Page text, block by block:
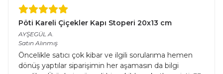
Pöti Kareli Çiçekler Kapı Stoperi 20x13 cm
AYŞEGÜL A.
Satın Alınmış
Öncelikle satıcı çok kibar ve ilgili sorularıma hemen
dönüş yaptılar siparişimin her aşamasın da bilgi